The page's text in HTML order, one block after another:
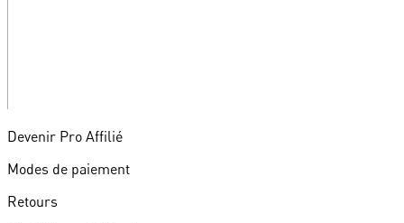
Devenir Pro Affilié
Modes de paiement
Retours